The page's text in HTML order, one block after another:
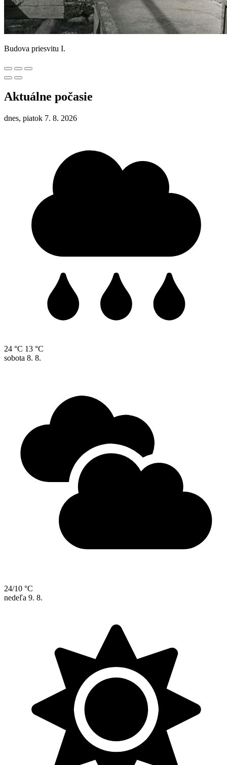
Budova priesvitu I.
Aktuálne počasie
dnes, piatok 7. 8. 2026
24 °C 13 °C
sobota 8. 8.
24/10 °C
nedeľa 9. 8.